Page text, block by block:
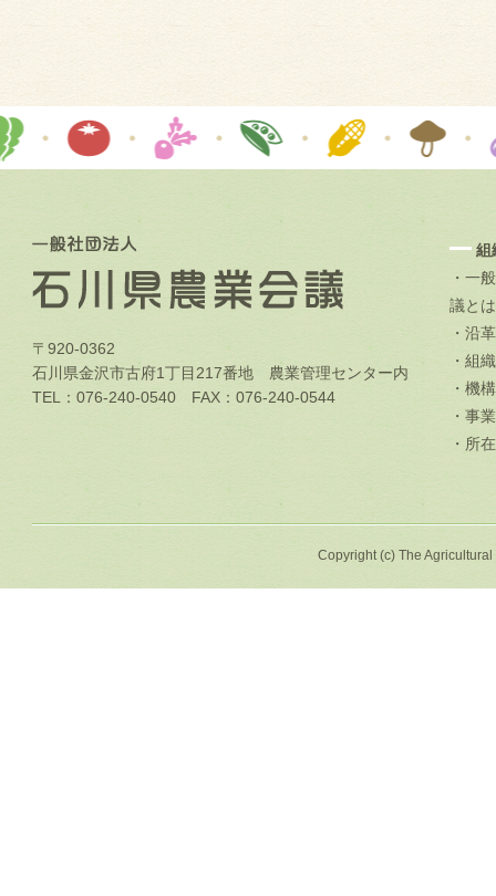
〒920-0362
石川県金沢市古府1丁目217番地 農業管理センター内
TEL：076-240-0540 FAX：076-240-0544
組
・一
議とは
・沿革
・組
・機
・事
・所
Copyright (c) The